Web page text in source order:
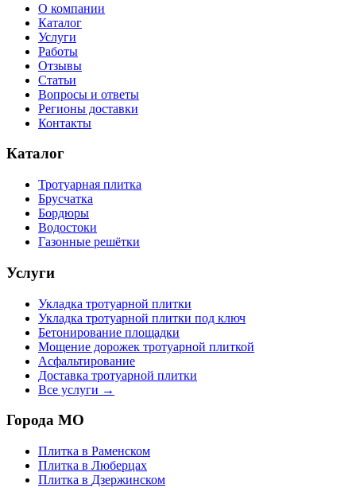
О компании
Каталог
Услуги
Работы
Отзывы
Статьи
Вопросы и ответы
Регионы доставки
Контакты
Каталог
Тротуарная плитка
Брусчатка
Бордюры
Водостоки
Газонные решётки
Услуги
Укладка тротуарной плитки
Укладка тротуарной плитки под ключ
Бетонирование площадки
Мощение дорожек тротуарной плиткой
Асфальтирование
Доставка тротуарной плитки
Все услуги →
Города МО
Плитка в Раменском
Плитка в Люберцах
Плитка в Дзержинском